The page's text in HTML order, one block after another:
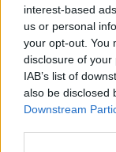
interest-based
us or personal
your opt-out. You
disclosure of
IAB’s list of
also be disclosed
Downstream
Σχετικά Άρθρα